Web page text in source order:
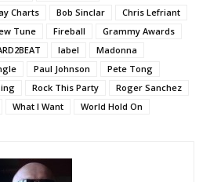
Charts
Bob Sinclar
Chris Lefriant
Tune Fireball
Grammy Awards
label
Madonna
Paul Johnson
Pete Tong
Rock This Party
Roger Sanchez
What I Want World Hold On